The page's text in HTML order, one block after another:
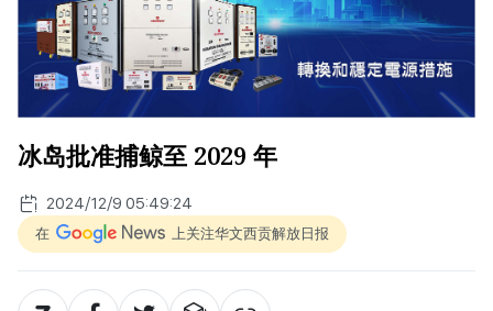
冰岛批准捕鲸至 2029 年
2024/12/9 05:49:24
在 上关注华文西贡解放日报